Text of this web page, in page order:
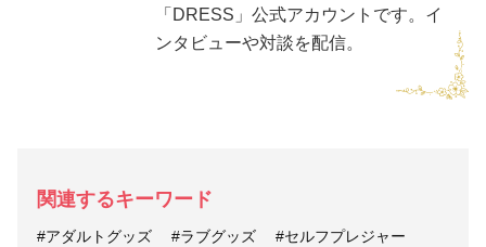
「DRESS」公式アカウントです。イ
ンタビューや対談を配信。
関連するキーワード
#アダルトグッズ #ラブグッズ
#セルフプレジャー